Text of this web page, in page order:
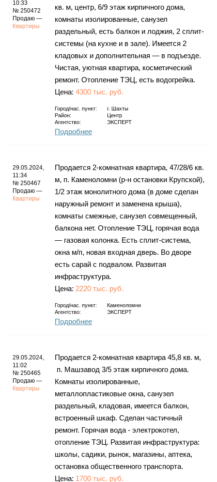
10:33
№ 250472
Продаю —
Квартиры
кв. м, центр, 6/9 этаж кирпичного дома,
комнаты изолированные, санузел
раздельный, есть балкон и лоджия, 2 сплит-
системы (на кухне и в зале). Имеется 2
кладовых и дополнительная — в подъезде.
Чистая, уютная квартира, косметический
ремонт. Отопление ТЭЦ, есть водогрейка.
Цена: 4300 тыс. руб.
Город/нас. пункт: г.
Шахты
Район:
Центр
Агентство:
ЭКСПЕРТ
Подробнее
29.05.2024,
11:34
№ 250467
Продаю —
Квартиры
Продается 2-комнатная квартира, 47/28/6 кв.
м, п. Каменоломни (р-н остановки Крупской),
1/2 этаж монолитного дома (в доме сделан
наружный ремонт и заменена крыша),
комнаты смежные, санузел совмещенный,
балкона нет. Отопление ТЭЦ, горячая вода
— газовая колонка. Есть сплит-система,
окна м/п, новая входная дверь. Во дворе
есть сарай с подвалом. Развитая
инфраструктура.
Цена: 2220 тыс. руб.
Город/нас. пункт:
Каменоломни
Агентство:
ЭКСПЕРТ
Подробнее
29.05.2024,
11:02
№ 250465
Продаю —
Квартиры
Продается 2-комнатная квартира 45,8 кв. м,
п. Машзавод 3/5 этаж кирпичного дома.
Комнаты изолированные,
металлопластиковые окна, санузел
раздельный, кладовая, имеется балкон,
встроенный шкаф. Сделан частичный
ремонт. Горячая вода - электрокотел,
отопление ТЭЦ. Развитая инфраструктура:
школы, садики, рынок, магазины, аптека,
остановка общественного транспорта.
Цена: 1700 тыс. руб.